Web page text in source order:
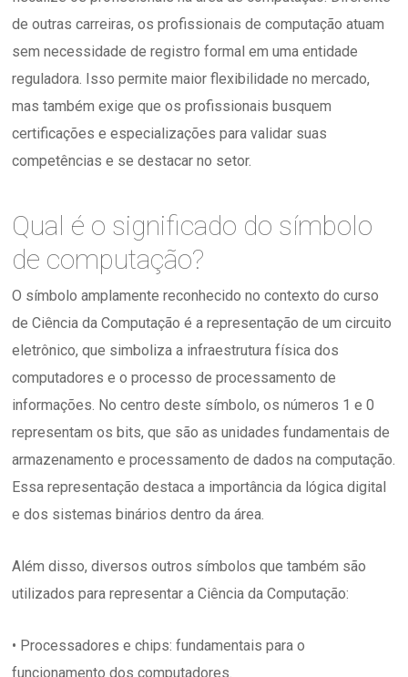
de outras carreiras, os profissionais de computação atuam
sem necessidade de registro formal em uma entidade
reguladora. Isso permite maior flexibilidade no mercado,
mas também exige que os profissionais busquem
certificações e especializações para validar suas
competências e se destacar no setor.
Qual é o significado do símbolo
de computação?
O símbolo amplamente reconhecido no contexto do curso
de Ciência da Computação é a representação de um circuito
eletrônico, que simboliza a infraestrutura física dos
computadores e o processo de processamento de
informações. No centro deste símbolo, os números 1 e 0
representam os bits, que são as unidades fundamentais de
armazenamento e processamento de dados na computação.
Essa representação destaca a importância da lógica digital
e dos sistemas binários dentro da área.
Além disso, diversos outros símbolos que também são
utilizados para representar a Ciência da Computação:
• Processadores e chips: fundamentais para o
funcionamento dos computadores.